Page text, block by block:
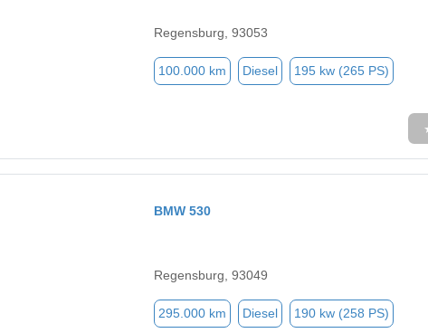
Regensburg, 93053
100.000 km Diesel 195 kw (265 PS)
BMW 530
Regensburg, 93049
295.000 km Diesel 190 kw (258 PS)